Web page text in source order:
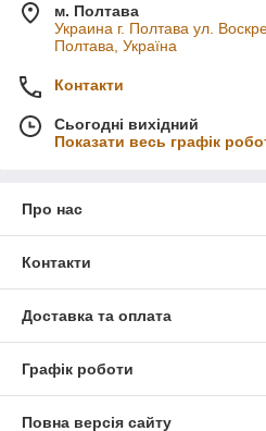
м. Полтава
Украина г. Полтава ул.
Полтава, Україна
Контакти
Сьогодні вихідний
Показати весь графік
Про нас
Контакти
Доставка та оплата
Графік роботи
Повна версія сайту